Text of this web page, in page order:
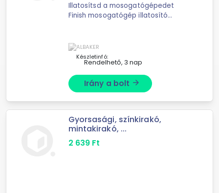
Illatosítsd a mosogatógépedet
Finish mosogatógép illatosító
illatosító - Citrom és Lime ...
Készletinfó:
Rendelhető, 3 nap
Irány a bolt arrow_forward
Gyorsasági, színkirakó,
mintakirakó, ...
2 639 Ft